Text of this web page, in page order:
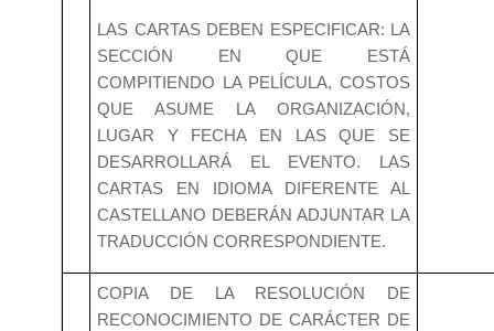
LAS CARTAS DEBEN ESPECIFICAR: LA
SECCIÓN EN QUE ESTÁ
COMPITIENDO LA PELÍCULA, COSTOS
QUE ASUME LA ORGANIZACIÓN,
LUGAR Y FECHA EN LAS QUE SE
DESARROLLARÁ EL EVENTO. LAS
CARTAS EN IDIOMA DIFERENTE AL
CASTELLANO DEBERÁN ADJUNTAR LA
TRADUCCIÓN CORRESPONDIENTE.
COPIA DE LA RESOLUCIÓN DE
RECONOCIMIENTO DE CARÁCTER DE